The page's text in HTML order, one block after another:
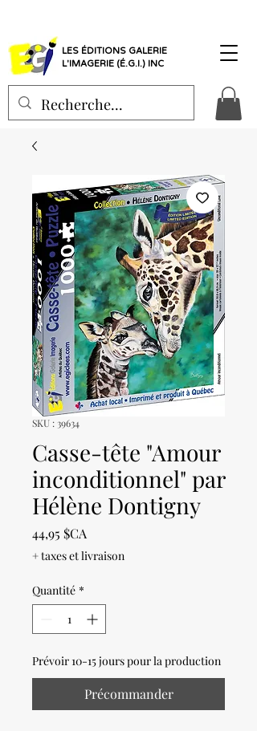
LES ÉDITIONS GALERIE
L'IMAGERIE (É.G.I.) INC
SKU : 39634
Casse-tête "Amour
inconditionnel" par
Hélène Dontigny
44,95 $CA
+ taxes et livraison
Quantité *
Prévoir 10-15 jours pour la production
Précommander